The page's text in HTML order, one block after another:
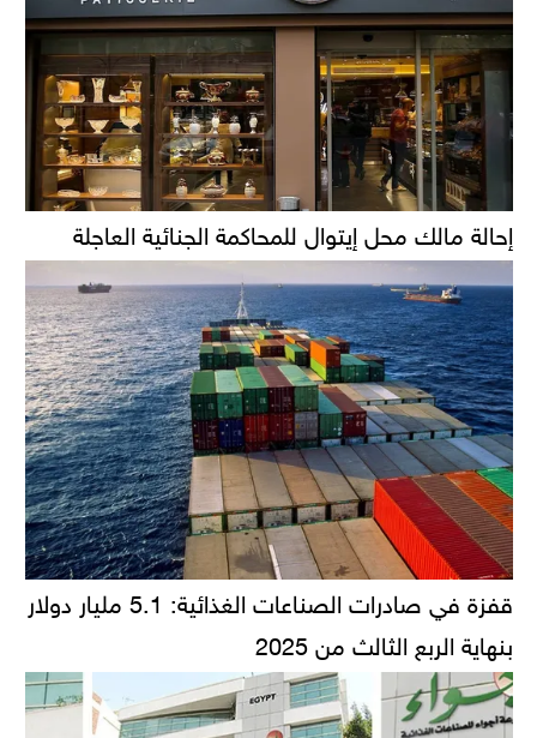
إحالة مالك محل إيتوال للمحاكمة الجنائية العاجلة
قفزة في صادرات الصناعات الغذائية: 5.1 مليار دولار
بنهاية الربع الثالث من 2025